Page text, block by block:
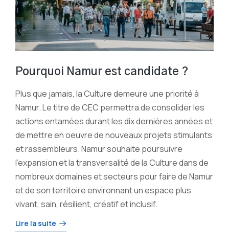
Pourquoi Namur est candidate ?
Plus que jamais, la Culture demeure une priorité à
Namur. Le titre de CEC permettra de consolider les
actions entamées durant les dix dernières années et
de mettre en oeuvre de nouveaux projets stimulants
et rassembleurs. Namur souhaite poursuivre
l’expansion et la transversalité de la Culture dans de
nombreux domaines et secteurs pour faire de Namur
et de son territoire environnant un espace plus
vivant, sain, résilient, créatif et inclusif.
Lire la suite